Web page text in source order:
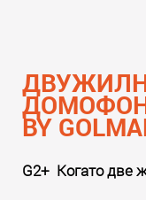
BY
G2+ Когато две